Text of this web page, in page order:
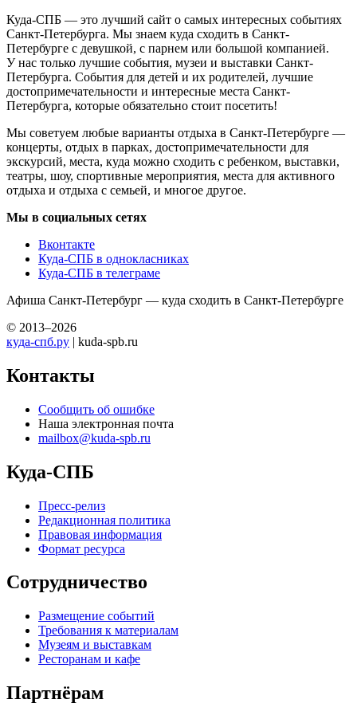
Куда-СПБ — это лучший сайт о самых интересных событиях
Санкт-Петербурга. Мы знаем куда сходить в Санкт-
Петербурге с девушкой, с парнем или большой компанией.
У нас только лучшие события, музеи и выставки Санкт-
Петербурга. События для детей и их родителей, лучшие
достопримечательности и интересные места Санкт-
Петербурга, которые обязательно стоит посетить!
Мы советуем любые варианты отдыха в Санкт-Петербурге —
концерты, отдых в парках, достопримечательности для
экскурсий, места, куда можно сходить с ребенком, выставки,
театры, шоу, спортивные мероприятия, места для активного
отдыха и отдыха с семьей, и многое другое.
Мы в социальных сетях
Вконтакте
Куда-СПБ в однокласниках
Куда-СПБ в телеграме
Афиша Санкт-Петербург — куда сходить в Санкт-Петербурге
© 2013–2026
куда-спб.ру | kuda-spb.ru
Контакты
Сообщить об ошибке
Наша электронная почта
mailbox@kuda-spb.ru
Куда-СПБ
Пресс-релиз
Редакционная политика
Правовая информация
Формат ресурса
Сотрудничество
Размещение событий
Требования к материалам
Музеям и выставкам
Ресторанам и кафе
Партнёрам